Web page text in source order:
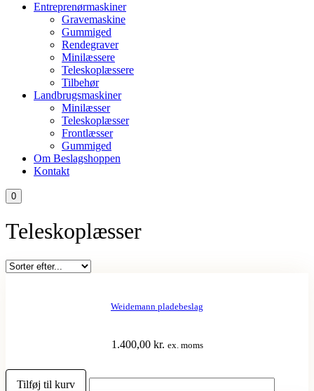
Entreprenørmaskiner
Gravemaskine
Gummiged
Rendegraver
Minilæssere
Teleskoplæssere
Tilbehør
Landbrugsmaskiner
Minilæsser
Teleskoplæsser
Frontlæsser
Gummiged
Om Beslagshoppen
Kontakt
0
Teleskoplæsser
Weidemann pladebeslag
1.400,00 kr. ex. moms
Tilføj til kurv